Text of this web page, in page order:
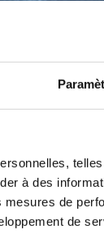
à des
de
de